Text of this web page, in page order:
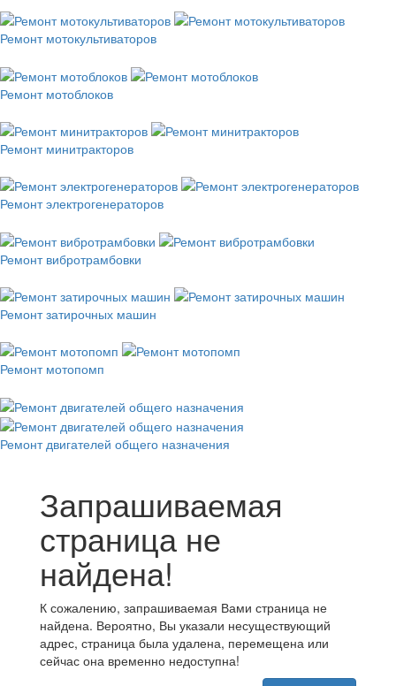
Ремонт мотокультиваторов
Ремонт мотоблоков
Ремонт минитракторов
Ремонт электрогенераторов
Ремонт вибротрамбовки
Ремонт затирочных машин
Ремонт мотопомп
Ремонт двигателей общего назначения
Запрашиваемая
страница не
найдена!
К сожалению, запрашиваемая Вами страница не
найдена. Вероятно, Вы указали несуществующий
адрес, страница была удалена, перемещена или
сейчас она временно недоступна!